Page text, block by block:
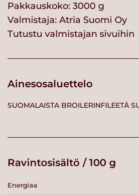
Pakkauskoko: 3000 g
Valmistaja: Atria Suomi Oy
Tutustu valmistajan sivuihin
Ainesosaluettelo
SUOMALAISTA BROILERINFILEETÄ
Ravintosisältö / 100 g
Energiaa